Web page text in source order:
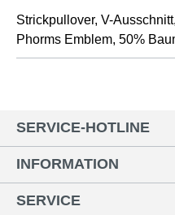
Strickpullover, V-
Phorms Emblem, 50%
SERVICE-HOTLINE
INFORMATION
SERVICE